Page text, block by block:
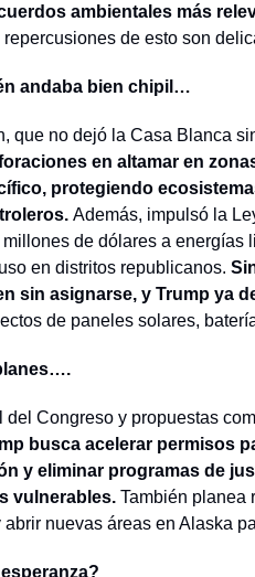
ambientales más
de esto son
andaba bien chipil…
en altamar en
protegiendo
Además, impulsó la
de dólares a energías
en distritos republicanos.
sin asignarse, y Trump ya
de paneles solares,
del Congreso y propuestas
busca acelerar permisos
y eliminar programas de
vulnerables. También planea
abrir nuevas áreas en Alaska